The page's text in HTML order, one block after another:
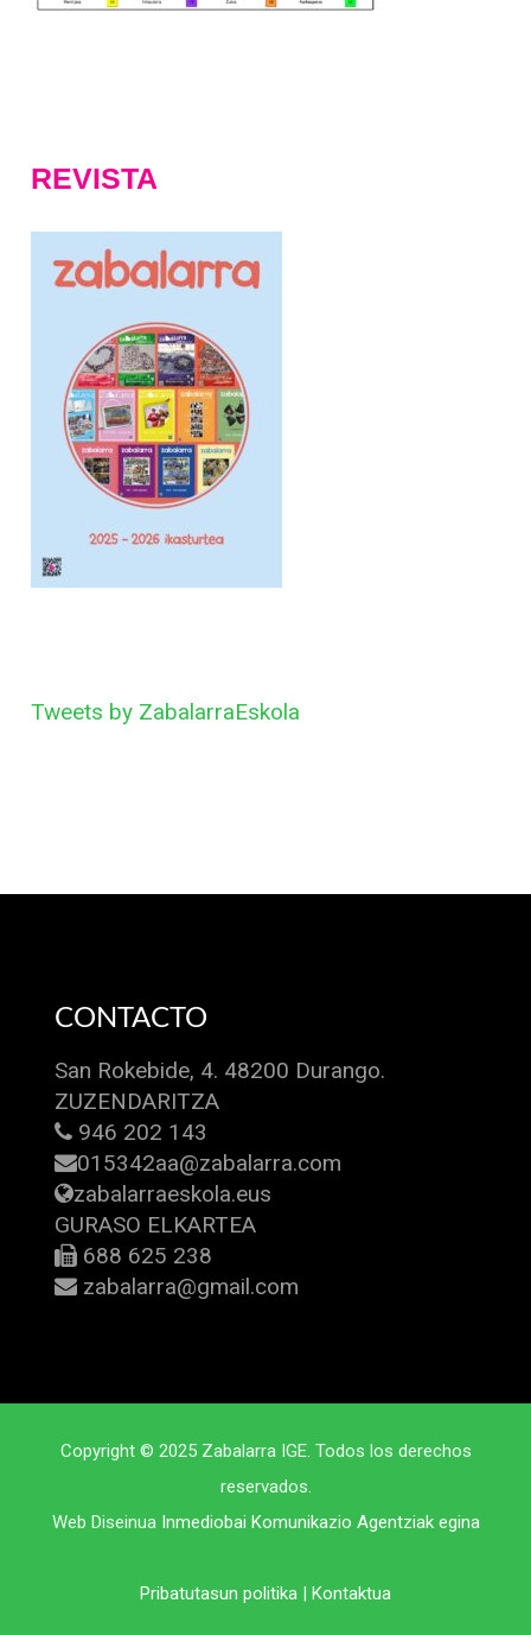
REVISTA
Tweets by ZabalarraEskola
CONTACTO
San Rokebide, 4. 48200 Durango.
ZUZENDARITZA
946 202 143
015342aa@zabalarra.com
zabalarraeskola.eus
GURASO ELKARTEA
688 625 238
zabalarra@gmail.com
Copyright © 2025 Zabalarra IGE. Todos los derechos
reservados.
Web Diseinua Inmediobai Komunikazio Agentziak egina
Pribatutasun politika Kontaktua